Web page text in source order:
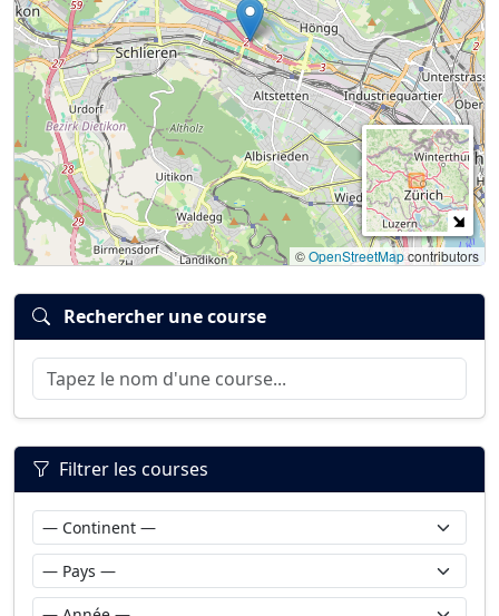
©OpenStreetMapcontributors
Rechercher une course
Filtrer les courses